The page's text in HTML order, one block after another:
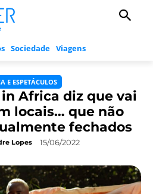
Sociedade Viagens
E ESPETÁCULOS
Africa diz que vai
locais… que não
fechados
Lopes 15/06/2022